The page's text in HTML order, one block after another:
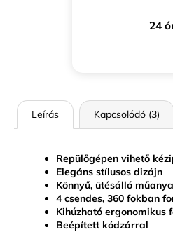
24
Leírás Kapcsolódó (3)
Repülőgépen vihető
Elegáns stílusos dizájn
Könnyű, ütésálló
4 csendes, 360 fokban
Kihúzható ergonomikus
Beépített kódzárral